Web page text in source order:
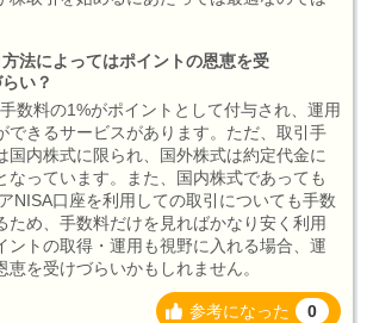
法によってはポイントの恩恵を受
い？
数料の1%がポイントとして付与され、運用
できるサービスがあります。ただ、取引手
国内株式に限られ、国外株式は約定代金に
なっています。また、国内株式であっても
NISA口座を利用しての取引についても手数
ため、手数料だけを見ればかなり安く利用
ントの取得・運用も視野に入れる場合、運
恵を受けづらいかもしれません。
参考になった 0